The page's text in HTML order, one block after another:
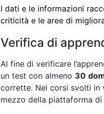
I dati e le informazioni
criticità e le aree di
Verifica di
Al fine di verificare
un test con almeno 30
corrette. Nei corsi svolti in
mezzo della piattaforma